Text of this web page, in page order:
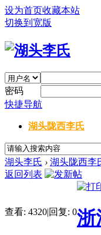
设为首页收藏本站
切换到宽版
密码
快捷导航
湖头陇西李氏
湖头李氏 › 湖头陇西李
返回列表
查看: 4320|回复: 0浙